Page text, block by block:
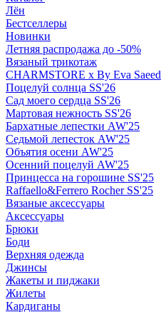
Лён
Бестселлеры
Новинки
Летняя распродажа до -50%
Вязаный трикотаж
CHARMSTORE х By Eva Saeed
Поцелуй солнца SS'26
Сад моего сердца SS'26
Мартовая нежность SS'26
Бархатные лепестки AW'25
Седьмой лепесток AW'25
Объятия осени AW'25
Осенний поцелуй AW'25
Принцесса на горошине SS'25
Raffaello&Ferrero Rocher SS'25
Вязаные аксессуары
Аксессуары
Брюки
Боди
Верхняя одежда
Джинсы
Жакеты и пиджаки
Жилеты
Кардиганы